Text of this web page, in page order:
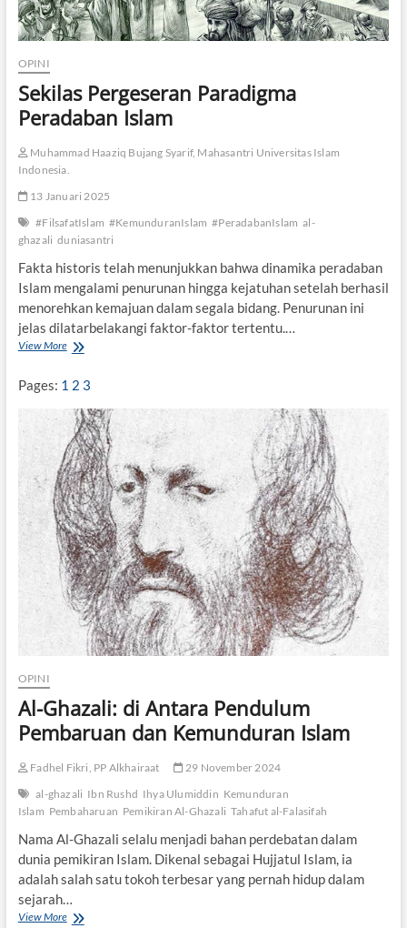
,
d
e
j
o
k
Z
m
a
OPINI
Sekilas Pergeseran Paradigma
Peradaban Islam
Muhammad Haaziq Bujang Syarif, Mahasantri Universitas Islam
Indonesia.
13 Januari 2025
#FilsafatIslam #KemunduranIslam #PeradabanIslam al-
ghazali duniasantri
Fakta historis telah menunjukkan bahwa dinamika peradaban
Islam mengalami penurunan hingga kejatuhan setelah berhasil
menorehkan kemajuan dalam segala bidang. Penurunan ini
jelas dilatarbelakangi faktor-faktor tertentu.…
View MoreS
i
l
s
P
e
r
g
e
s
e
r
a
n
P
i
m
P
d
a
n
I
Pages: 1 2 3
OPINI
Al-Ghazali: di Antara Pendulum
Pembaruan dan Kemunduran Islam
Fadhel Fikri, PP Alkhairaat
29 November 2024
al-ghazali Ibn Rushd Ihya Ulumiddin Kemunduran
Islam Pembaharuan Pemikiran Al-Ghazali Tahafut al-Falasifah
Nama Al-Ghazali selalu menjadi bahan perdebatan dalam
dunia pemikiran Islam. Dikenal sebagai Hujjatul Islam, ia
adalah salah satu tokoh terbesar yang pernah hidup dalam
sejarah…
View MoreA